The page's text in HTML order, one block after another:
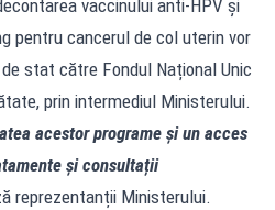
vaccinului anti-HPV și
pentru cancerul de col uterin vor
stat către Fondul Național Unic
prin intermediul Ministerului.
acestor programe și un acces
și consultații
reprezentanții Ministerului.